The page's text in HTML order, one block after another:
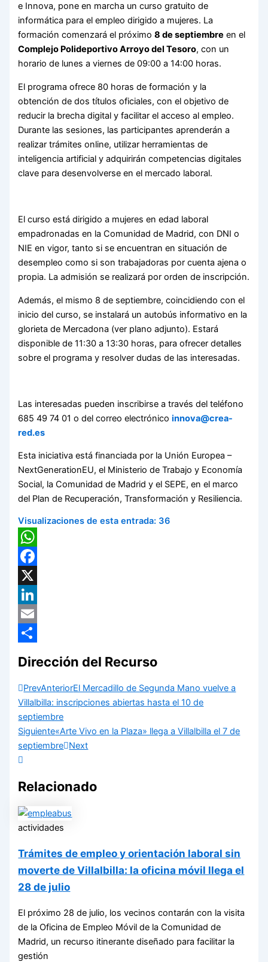
e Innova, pone en marcha un curso gratuito de
informática para el empleo dirigido a mujeres. La
formación comenzará el próximo8 de septiembre en el
Complejo Polideportivo Arroyo del Tesoro, con un
horario de lunes a viernes de 09:00 a 14:00 horas.
El programa ofrece 80 horas de formación y la
obtención de dos títulos oficiales, con el objetivo de
reducir la brecha digital y facilitar el acceso al empleo.
Durante las sesiones, las participantes aprenderán a
realizar trámites online, utilizar herramientas de
inteligencia artificial y adquirirán competencias digitales
clave para desenvolverse en el mercado laboral.
El curso está dirigido a mujeres en edad laboral
empadronadas en la Comunidad de Madrid, con DNI o
NIE en vigor, tanto si se encuentran en situación de
desempleo como si son trabajadoras por cuenta ajena o
propia. La admisión se realizará por orden de inscripción.
Además, el mismo 8 de septiembre, coincidiendo con el
inicio del curso, se instalará un autobús informativo en la
glorieta de Mercadona (ver plano adjunto). Estará
disponible de 11:30 a 13:30 horas, para ofrecer detalles
sobre el programa y resolver dudas de las interesadas.
Las interesadas pueden inscribirse a través del teléfono
685 49 74 01 o del correo electrónicoinnova@crea-
red.es
Esta iniciativa está financiada por la Unión Europea –
NextGenerationEU, el Ministerio de Trabajo y Economía
Social, la Comunidad de Madrid y el SEPE, en el marco
del Plan de Recuperación, Transformación y Resiliencia.
Visualizaciones de esta entrada: 36
WhatsApp
Facebook
X
LinkedIn
Email
Dirección del Recurso
PrevAnteriorEl Mercadillo de Segunda Mano vuelve a
Villalbilla: inscripciones abiertas hasta el 10 de
septiembre
Siguiente«Arte Vivo en la Plaza» llega a Villalbilla el 7 de
septiembre Next
Relacionado
actividades
Trámites de empleo y orientación laboral sin
moverte de Villalbilla: la oficina móvil llega el
28 de julio
El próximo 28 de julio, los vecinos contarán con la visita
de la Oficina de Empleo Móvil de la Comunidad de
Madrid, un recurso itinerante diseñado para facilitar la
gestión